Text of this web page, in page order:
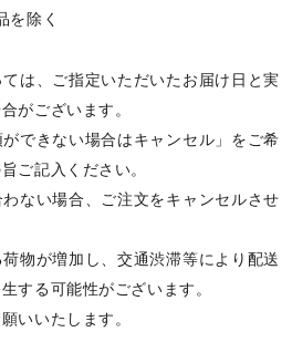
を除く
は、ご指定いただいたお届け日と実
がございます。
ができない場合はキャンセル」をご希
ご記入ください。
ない場合、ご注文をキャンセルさせ
物が増加し、交通渋滞等により配送
する可能性がございます。
いいたします。